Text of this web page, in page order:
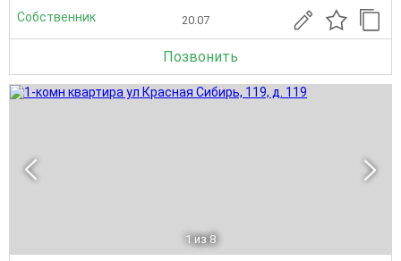
Собственник 20.07
Позвонить
1 из 8